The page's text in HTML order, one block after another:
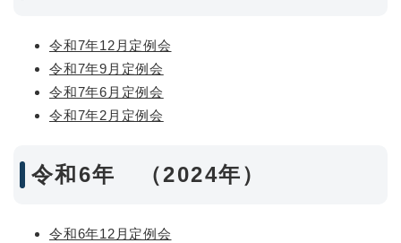
令和7年12月定例会
令和7年9月定例会
令和7年6月定例会
令和7年2月定例会
令和6年 （2024年）
令和6年12月定例会